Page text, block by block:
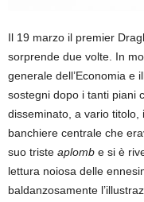
Il 19 marzo il premier
sorprende due volte. In
generale dell’Economia e
sostegni dopo i tanti piani
disseminato, a vario
banchiere centrale che
suo triste aplomb e si è
lettura noiosa delle
baldanzosamente